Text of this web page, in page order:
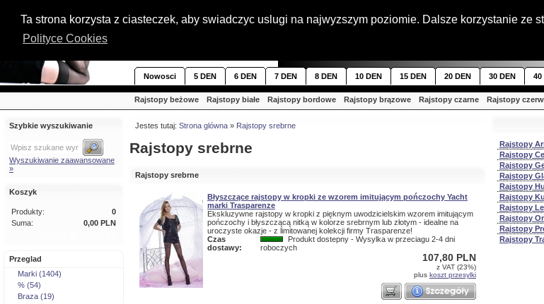
Ta strona korzysta z ciasteczek, aby swiadczyc uslugi na najwyzszym poziomie. Dalsze korzystanie ze
Polityce Cookies
Nowosci 5 DEN 6 DEN 7 DEN 8 DEN 10 DEN 15 DEN 20 DEN 30 DEN 40
Rajstopy beżowe Rajstopy białe Rajstopy bordowe Rajstopy brązowe Rajstopy czarne Rajstopy
Szybkie wyszukiwanie
Wyszukiwanie zaawansowane
»
Koszyk
Produkty:
0
Suma:
0,00 PLN
Przeglad
Marki (1404)
% (54)
Braza (19)
Jestes tutaj: Strona glówna » Rajstopy srebrne
Rajstopy srebrne
Rajstopy srebrne
Błyszczące rajstopy w kropki ze wzorem imitującym pończochy Yacht
marki Trasparenze
Ekskluzywne rajstopy w kropki z pięknym uwodzicielskim wzorem imitującym
pończochy i błyszczącą nitką w kolorze srebrnym lub złotym - idealne na
uroczyste okazje - z limitowanej kolekcji firmy Trasparenze!
Czas
dostawy:
Produkt dostepny - Wysylka w przeciagu 2-4 dni
roboczych
107,80 PLN
z VAT (23%)
plus koszt przesylki
Rajstopy
Rajstopy
Rajstopy
Rajstopy
Rajstopy
Rajstopy
Rajstopy
Rajstopy
Rajstopy
Rajstopy